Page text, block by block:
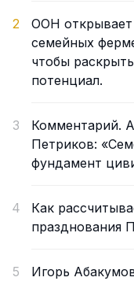
2
ООН открывает
семейных
чтобы
потенциал.
3
Комментарий.
Петриков:
фундамент
4
Как
празднования
5
Игорь